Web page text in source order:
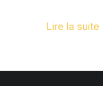
Lire la suite